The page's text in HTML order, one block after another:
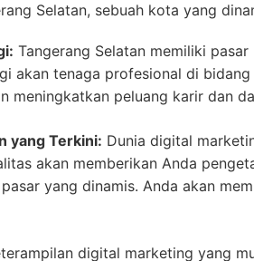
Selatan, sebuah kota yang
Tangerang Selatan memiliki
akan tenaga profesional di
meningkatkan peluang karir dan
yang Terkini: Dunia digital
akan memberikan Anda
yang dinamis. Anda akan
digital marketing yang